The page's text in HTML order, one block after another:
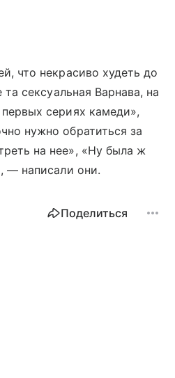
что некрасиво худеть до
сексуальная Варнава, на
сериях камеди»,
нужно обратиться за
на нее», «Ну была ж
— написали они.
Поделиться